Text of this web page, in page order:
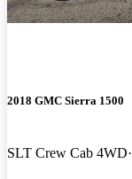
2018 GMC Sierra 1500
SLT Crew Cab 4WD